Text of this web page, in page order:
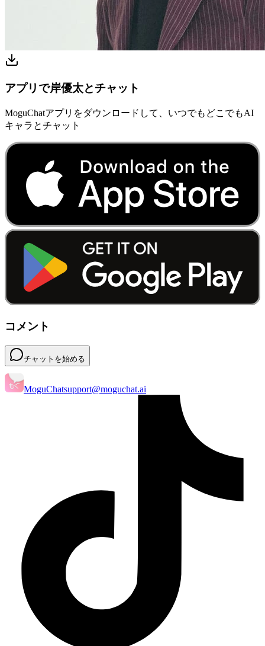
アプリで岸優太とチャット
MoguChatアプリをダウンロードして、いつでもどこでもAI
キャラとチャット
コメント
チャットを始める
MoguChatsupport@moguchat.ai